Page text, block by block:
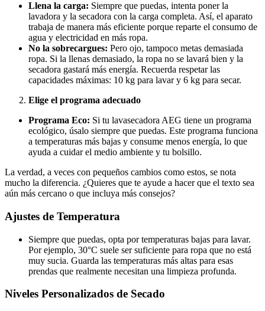
Llena la carga: Siempre que puedas, intenta poner la
lavadora y la secadora con la carga completa. Así, el aparato
trabaja de manera más eficiente porque reparte el consumo de
agua y electricidad en más ropa.
No la sobrecargues: Pero ojo, tampoco metas demasiada
ropa. Si la llenas demasiado, la ropa no se lavará bien y la
secadora gastará más energía. Recuerda respetar las
capacidades máximas: 10 kg para lavar y 6 kg para secar.
Elige el programa adecuado
Programa Eco: Si tu lavasecadora AEG tiene un programa
ecológico, úsalo siempre que puedas. Este programa funciona
a temperaturas más bajas y consume menos energía, lo que
ayuda a cuidar el medio ambiente y tu bolsillo.
La verdad, a veces con pequeños cambios como estos, se nota
mucho la diferencia. ¿Quieres que te ayude a hacer que el texto sea
aún más cercano o que incluya más consejos?
Ajustes de Temperatura
Siempre que puedas, opta por temperaturas bajas para lavar.
Por ejemplo, 30°C suele ser suficiente para ropa que no está
muy sucia. Guarda las temperaturas más altas para esas
prendas que realmente necesitan una limpieza profunda.
Niveles Personalizados de Secado